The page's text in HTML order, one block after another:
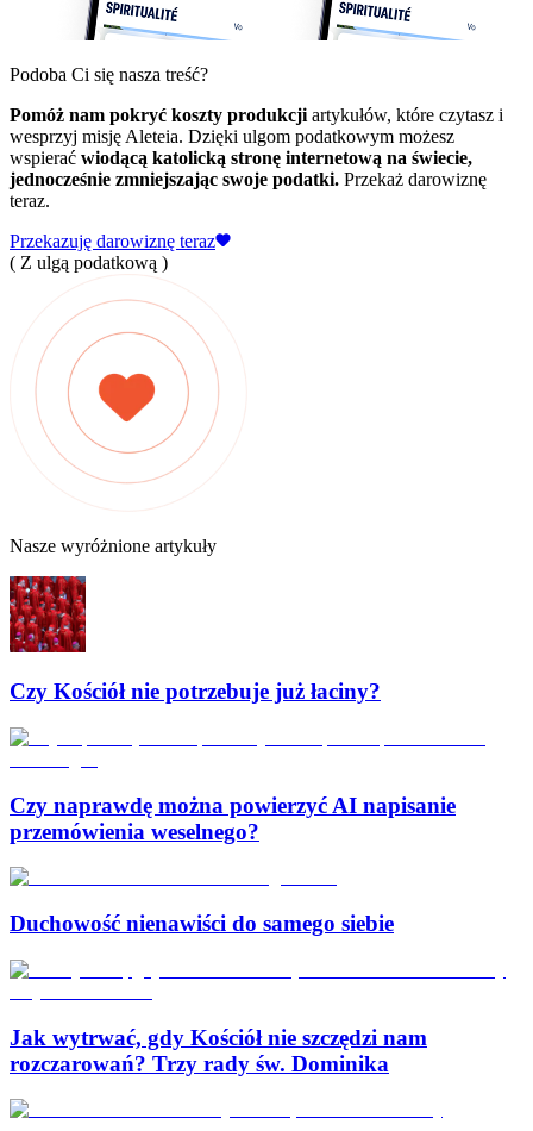
Podoba Ci się nasza treść?
Pomóż nam pokryć koszty produkcji artykułów, które czytasz i
wesprzyj misję Aleteia. Dzięki ulgom podatkowym możesz
wspierać wiodącą katolicką stronę internetową na świecie,
jednocześnie zmniejszając swoje podatki. Przekaż darowiznę
teraz.
Przekazuję darowiznę teraz
( Z ulgą podatkową )
Nasze wyróżnione artykuły
Czy Kościół nie potrzebuje już łaciny?
Czy naprawdę można powierzyć AI napisanie
przemówienia weselnego?
Duchowość nienawiści do samego siebie
Jak wytrwać, gdy Kościół nie szczędzi nam
rozczarowań? Trzy rady św. Dominika